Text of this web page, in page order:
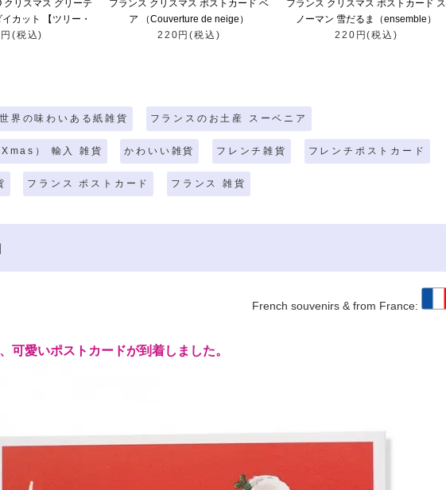
クリスマス グリーテ
カット 【ツリー・
猫】(税込)
フランス クリスマス ポストカード ベ
ア （Couverture de neige）
220円(税込)
フランス クリスマス ポストカード ス
ノーマン 雪だるま（ensemble）
220円(税込)
世界の味わいある紙雑貨 フランスのお土産 スーベニア
Xmas） 輸入 雑貨 かわいい雑貨 フレンチ雑貨 フレンチポストカード
フランス ポストカード フランス 雑貨
French souvenirs & from France:
可愛いポストカードが到着しました。